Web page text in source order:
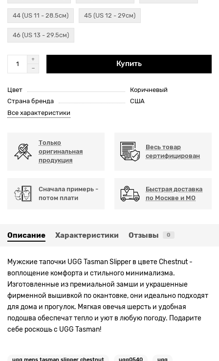
44 (US 11 - 28.5см) 45 (US 12 - 29см)
46 (US 13 - 29.5см)
Купить
Цвет
Коричневый
Страна бренда
США
Все характеристики
Только
оригинальная
продукция
Весь товар
сертифицирован
Сначала примерь -
потом плати
Быстрая доставка
по Москве и МО
Описание Характеристики Отзывы 0
Мужские тапочки UGG Tasman Slipper в цвете Chestnut -
воплощение комфорта и стильного минимализма.
Изготовленные из премиальной замши и украшенные
фирменной вышивкой по окантовке, они идеально подходят
для дома и прогулок. Мягкая овечья шерсть и удобная
подошва обеспечат тепло и уют в любую погоду. Подарите
себе роскошь с UGG Tasman!
ugg mens tasman slipper chestnut ugg0540 ugg